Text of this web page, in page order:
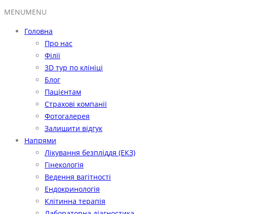
MENUMENU
Головна
Про нас
Філії
3D тур по клініці
Блог
Пацієнтам
Страхові компанії
Фотогалерея
Залишити відгук
Напрями
Лікування безпліддя (ЕКЗ)
Гінекологія
Ведення вагітності
Ендокринологія
Клітинна терапія